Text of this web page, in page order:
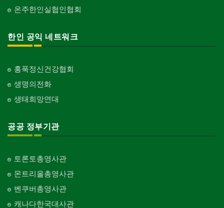
온주한인실협인협회
한인 공익 네트워크
홍푹정신건강협회
생명의전화
생태희망연대
공공 정부기관
토론토총영사관
몬트리올총영사관
벤쿠버총영사관
캐나다한국대사관